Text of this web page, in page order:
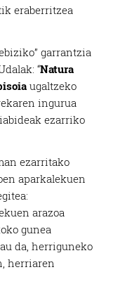
eraberritzea
garrantzia
“Natura
ugaltzeko
ingurua
ezarriko
ezarritako
aparkalekuen
arazoa
gunea
da, herriguneko
herriaren